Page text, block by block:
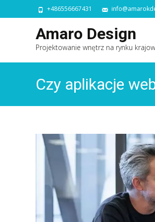
+486556667431
Amaro Design
Projektowanie wnętrz na rynku
Czy aplikacje